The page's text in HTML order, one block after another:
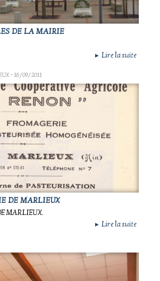
DE LA MAIRIE
► Lire la suite
- 16/09/2011
DE MARLIEUX
MARLIEUX.
► Lire la suite